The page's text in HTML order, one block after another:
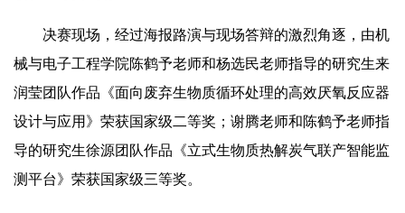
决赛现场，经过海报路演与现场答辩的激烈角逐，由机
械与电子工程学院陈鹤予老师和杨选民老师指导的研究生来
润莹团队作品《面向废弃生物质循环处理的高效厌氧反应器
设计与应用》荣获国家级二等奖；谢腾老师和陈鹤予老师指
导的研究生徐源团队作品《立式生物质热解炭气联产智能监
测平台》荣获国家级三等奖。